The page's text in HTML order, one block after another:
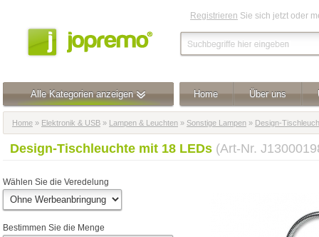
Registrieren Sie sich jetzt oder
Alle Kategorien anzeigen Home Über uns
Home » Elektronik & USB » Lampen & Leuchten » Sonstige Lampen » Design-
Design-Tischleuchte mit 18 LEDs (Art-Nr.
Wählen Sie die Veredelung
Bestimmen Sie die Menge